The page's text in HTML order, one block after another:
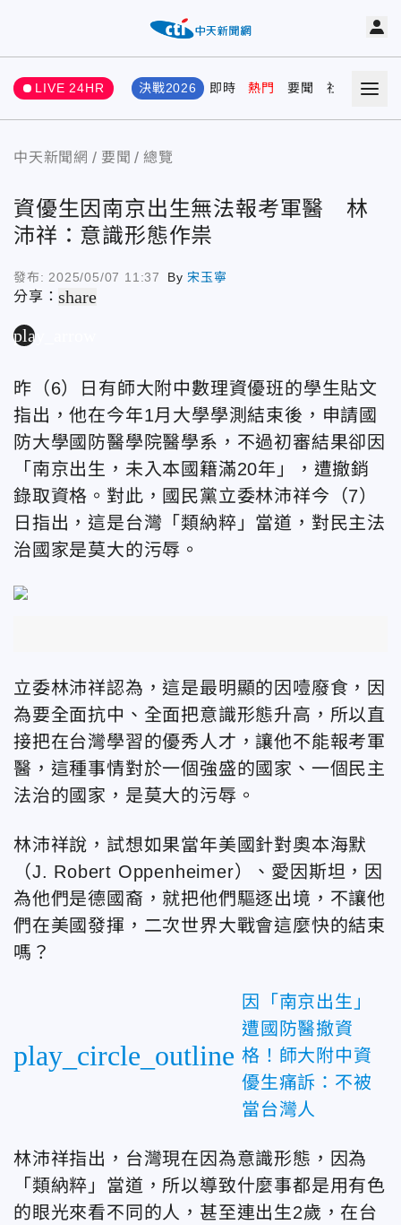
LIVE 24HR 決戰2026 即時 熱門 要聞 社會 娛樂
中天新聞網 要聞 總覽
資優生因南京出生無法報考軍醫 林
沛祥：意識形態作祟
發布: 2025/05/07 11:37 By 宋玉寧
分享：share
play_arrow
昨（6）日有師大附中數理資優班的學生貼文
指出，他在今年1月大學學測結束後，申請國
防大學國防醫學院醫學系，不過初審結果卻因
「南京出生，未入本國籍滿20年」，遭撤銷
錄取資格。對此，國民黨立委林沛祥今（7）
日指出，這是台灣「類納粹」當道，對民主法
治國家是莫大的污辱。
立委林沛祥認為，這是最明顯的因噎廢食，因
為要全面抗中、全面把意識形態升高，所以直
接把在台灣學習的優秀人才，讓他不能報考軍
醫，這種事情對於一個強盛的國家、一個民主
法治的國家，是莫大的污辱。
林沛祥說，試想如果當年美國針對奧本海默
（J. Robert Oppenheimer）、愛因斯坦，因
為他們是德國裔，就把他們驅逐出境，不讓他
們在美國發揮，二次世界大戰會這麼快的結束
嗎？
play_circle_outline
因「南京出生」
遭國防醫撤資
格！師大附中資
優生痛訴：不被
當台灣人
林沛祥指出，台灣現在因為意識形態，因為
「類納粹」當道，所以導致什麼事都是用有色
的眼光來看不同的人，甚至連出生2歲，在台